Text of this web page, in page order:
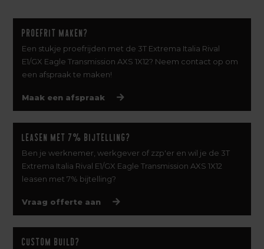
Proefrit maken?
Een stukje proefrijden met de 3T Extrema Italia Rival
E1/GX Eagle Transmission AXS 1X12? Neem contact op om
een afspraak te maken!
Maak een afspraak
Leasen met 7% bijtelling?
Ben je werknemer, werkgever of zzp'er en wil je de 3T
Extrema Italia Rival E1/GX Eagle Transmission AXS 1X12
leasen met 7% bijtelling?
Vraag offerte aan
Custom build?